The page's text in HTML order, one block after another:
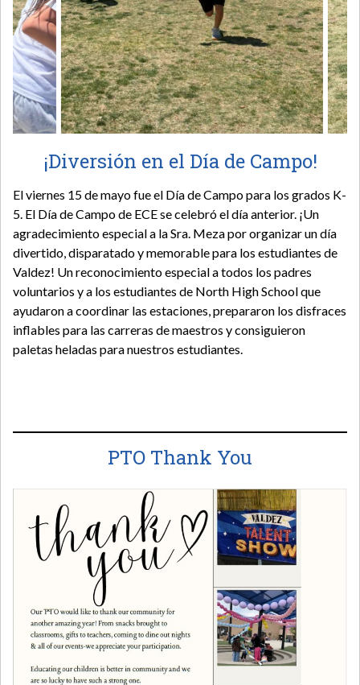
¡Diversión en el Día de Campo!
El viernes 15 de mayo fue el Día de Campo para los grados K-
5. El Día de Campo de ECE se celebró el día anterior. ¡Un
agradecimiento especial a la Sra. Meza por organizar un día
divertido, disparatado y memorable para los estudiantes de
Valdez! Un reconocimiento especial a todos los padres
voluntarios y a los estudiantes de North High School que
ayudaron a coordinar las estaciones, prepararon los disfraces
inflables para las carreras de maestros y consiguieron
paletas heladas para nuestros estudiantes.
PTO Thank You